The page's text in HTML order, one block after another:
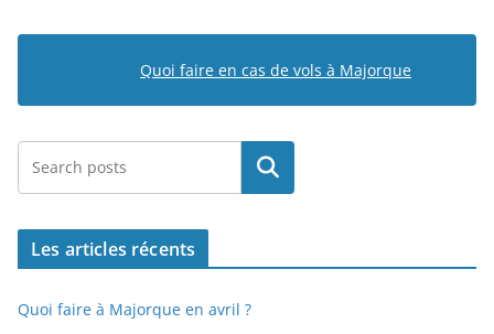
Quoi faire en cas de vols à Majorque
Rechercher
Les articles récents
Quoi faire à Majorque en avril ?